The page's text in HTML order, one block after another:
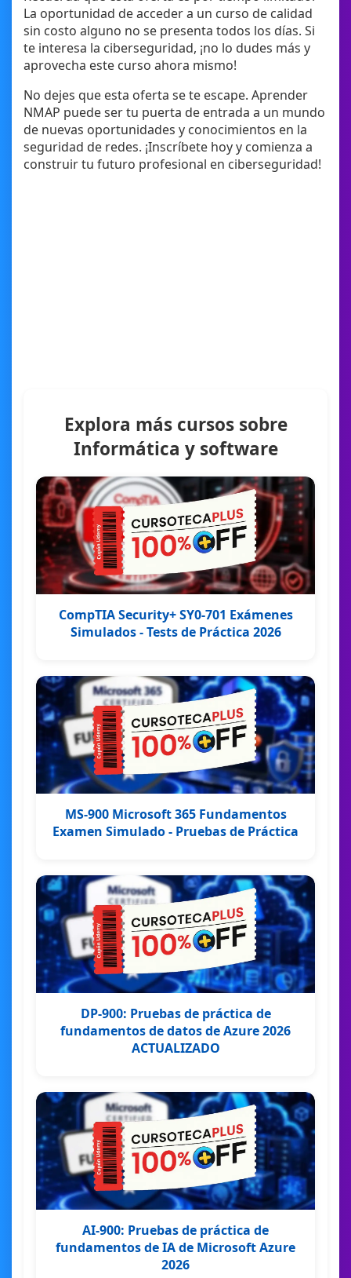
La oportunidad de acceder a un curso de calidad
sin costo alguno no se presenta todos los días. Si
te interesa la ciberseguridad, ¡no lo dudes más y
aprovecha este curso ahora mismo!
No dejes que esta oferta se te escape. Aprender
NMAP puede ser tu puerta de entrada a un mundo
de nuevas oportunidades y conocimientos en la
seguridad de redes. ¡Inscríbete hoy y comienza a
construir tu futuro profesional en ciberseguridad!
Explora más cursos sobre
Informática y software
CompTIA Security+ SY0-701 Exámenes
Simulados - Tests de Práctica 2026
MS-900 Microsoft 365 Fundamentos
Examen Simulado - Pruebas de Práctica
DP-900: Pruebas de práctica de
fundamentos de datos de Azure 2026
ACTUALIZADO
AI-900: Pruebas de práctica de
fundamentos de IA de Microsoft Azure
2026